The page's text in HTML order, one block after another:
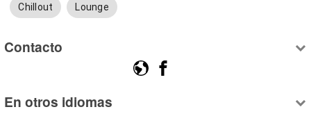
Chillout Lounge
Contacto
En otros idiomas